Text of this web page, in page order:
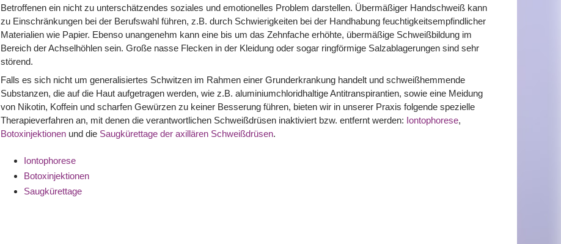
Betroffenen ein nicht zu unterschätzendes soziales und emotionelles Problem darstellen. Übermäßiger Handschweiß kann
zu Einschränkungen bei der Berufswahl führen, z.B. durch Schwierigkeiten bei der Handhabung feuchtigkeitsempfindlicher
Materialien wie Papier. Ebenso unangenehm kann eine bis um das Zehnfache erhöhte, übermäßige Schweißbildung im
Bereich der Achselhöhlen sein. Große nasse Flecken in der Kleidung oder sogar ringförmige Salzablagerungen sind sehr
störend.
Falls es sich nicht um generalisiertes Schwitzen im Rahmen einer Grunderkrankung handelt und schweißhemmende
Substanzen, die auf die Haut aufgetragen werden, wie z.B. aluminiumchloridhaltige Antitranspirantien, sowie eine Meidung
von Nikotin, Koffein und scharfen Gewürzen zu keiner Besserung führen, bieten wir in unserer Praxis folgende spezielle
Therapieverfahren an, mit denen die verantwortlichen Schweißdrüsen inaktiviert bzw. entfernt werden: Iontophorese,
Botoxinjektionen und die Saugkürettage der axillären Schweißdrüsen.
Iontophorese
Botoxinjektionen
Saugkürettage